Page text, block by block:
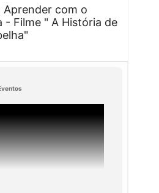
Aprender com o
- Filme " A História de